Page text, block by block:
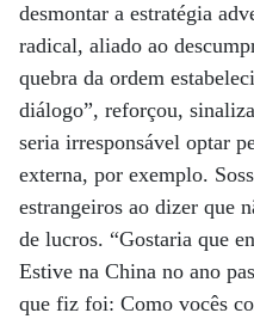
desmontar a estratégia
radical, aliado ao
quebra da ordem
diálogo”, reforçou,
seria irresponsável optar
externa, por exemplo.
estrangeiros ao dizer que
de lucros. “Gostaria que
Estive na China no ano
que fiz foi: Como vocês